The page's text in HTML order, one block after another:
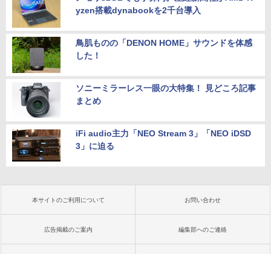
yzen搭載dynabookを2千台導入
鳥肌ものの「DENON HOME」サウンドを体感
した！
ソニーミラーレス一眼の大特集！ 見どころ記事
まとめ
iFi audio主力「NEO Stream 3」「NEO iDSD
3」に迫る
本サイトのご利用について お問い合わせ
広告掲載のご案内 編集部へのご連絡